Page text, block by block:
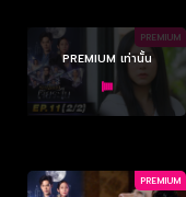
PREMIUM
PREMIUM เท่านั้น
PREMIUM